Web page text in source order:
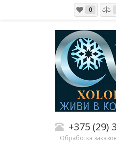
0
+375 (29)
Обработка